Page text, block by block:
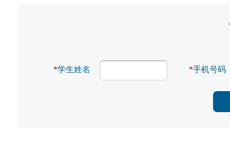
*学生姓名 *手机号码